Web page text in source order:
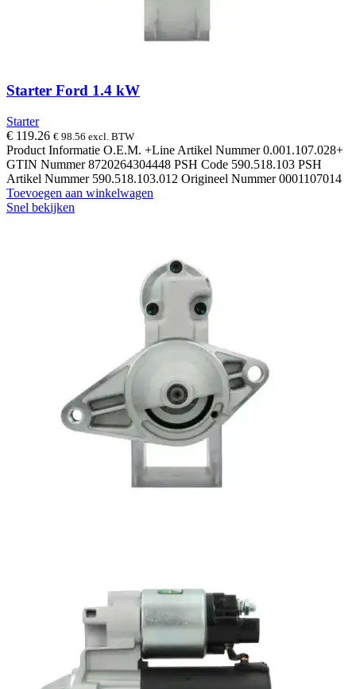
Starter Ford 1.4 kW
Starter
€ 119.26 € 98.56 excl. BTW
Product Informatie O.E.M. +Line Artikel Nummer 0.001.107.028+
GTIN Nummer 8720264304448 PSH Code 590.518.103 PSH
Artikel Nummer 590.518.103.012 Origineel Nummer 0001107014
Toevoegen aan winkelwagen
Snel bekijken